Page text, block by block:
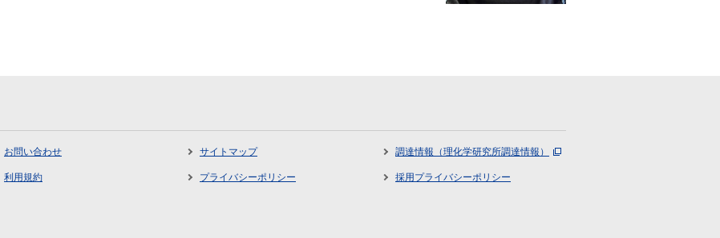
お問い合わせ サイトマップ 調達情報（理化学研究所調達情報）
利用規約 プライバシーポリシー 採用プライバシーポリシー